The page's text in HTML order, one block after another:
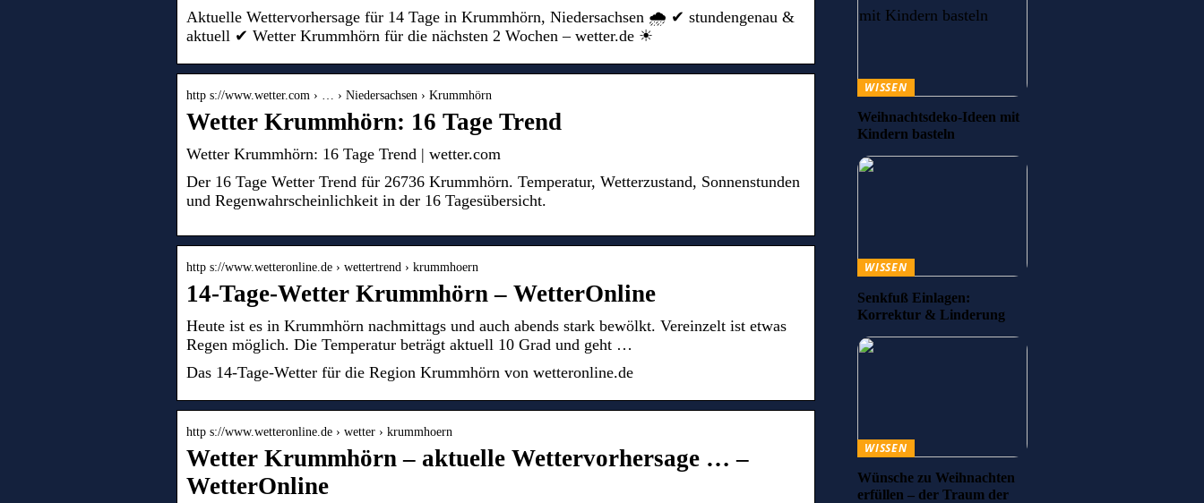
Aktuelle Wettervorhersage für 14 Tage in Krummhörn, Niedersachsen 🌧️ ✔ stundengenau &
aktuell ✔ Wetter Krummhörn für die nächsten 2 Wochen – wetter.de ☀
http s://www.wetter.com › … › Niedersachsen › Krummhörn
Wetter Krummhörn: 16 Tage Trend
Wetter Krummhörn: 16 Tage Trend | wetter.com
Der 16 Tage Wetter Trend für 26736 Krummhörn. Temperatur, Wetterzustand, Sonnenstunden
und Regenwahrscheinlichkeit in der 16 Tagesübersicht.
http s://www.wetteronline.de › wettertrend › krummhoern
14-Tage-Wetter Krummhörn – WetterOnline
Heute ist es in Krummhörn nachmittags und auch abends stark bewölkt. Vereinzelt ist etwas
Regen möglich. Die Temperatur beträgt aktuell 10 Grad und geht …
Das 14-Tage-Wetter für die Region Krummhörn von wetteronline.de
http s://www.wetteronline.de › wetter › krummhoern
Wetter Krummhörn – aktuelle Wettervorhersage … –
WetterOnline
WISSEN
Weihnachtsdeko-Ideen mit
Kindern basteln
WISSEN
Senkfuß Einlagen:
Korrektur & Linderung
WISSEN
Wünsche zu Weihnachten
erfüllen – der Traum der